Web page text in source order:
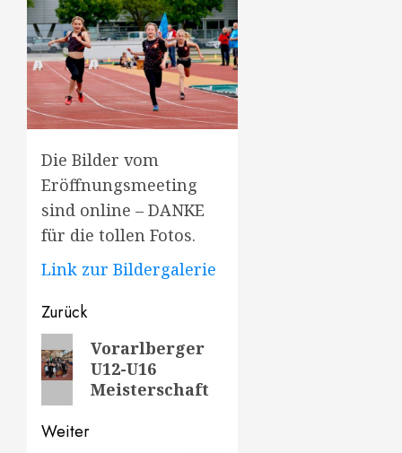
Die Bilder vom
Eröffnungsmeeting
sind online – DANKE
für die tollen Fotos.
Link zur Bildergalerie
Beitragsnavigation
Zurück
Vorheriger
Beitrag:
Vorarlberger
U12-U16
Meisterschaft
Weiter